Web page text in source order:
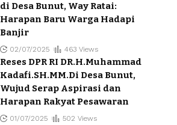
di Desa Bunut, Way Ratai:
Harapan Baru Warga Hadapi
Banjir
02/07/2025 463 Views
Reses DPR RI DR.H.Muhammad
Kadafi.SH.MM.Di Desa Bunut,
Wujud Serap Aspirasi dan
Harapan Rakyat Pesawaran
01/07/2025 502 Views